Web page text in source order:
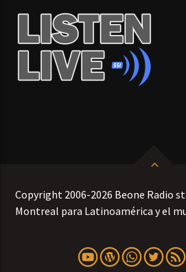
Copyright 2006-2026 Beone Radio
Montreal para Latinoamérica y el